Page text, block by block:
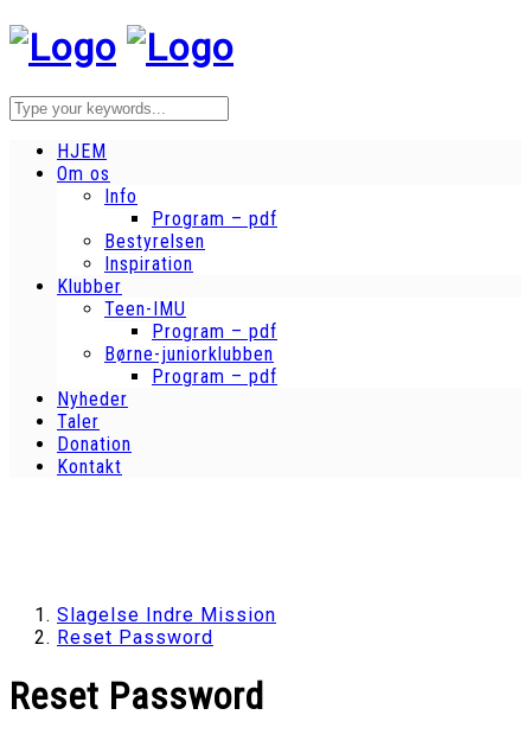
HJEM
Om os
Info
Program – pdf
Bestyrelsen
Inspiration
Klubber
Teen-IMU
Program – pdf
Børne-juniorklubben
Program – pdf
Nyheder
Taler
Donation
Kontakt
Slagelse Indre Mission
Reset Password
Reset Password